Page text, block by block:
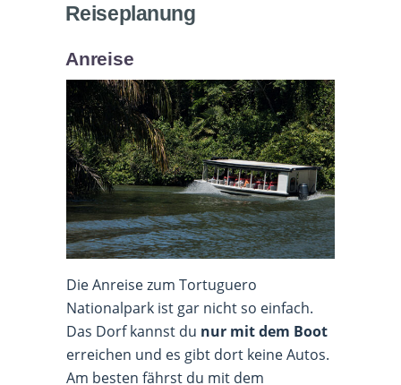
Reiseplanung
Anreise
Die Anreise zum Tortuguero
Nationalpark ist gar nicht so einfach.
Das Dorf kannst du nur mit dem Boot
erreichen und es gibt dort keine Autos.
Am besten fährst du mit dem